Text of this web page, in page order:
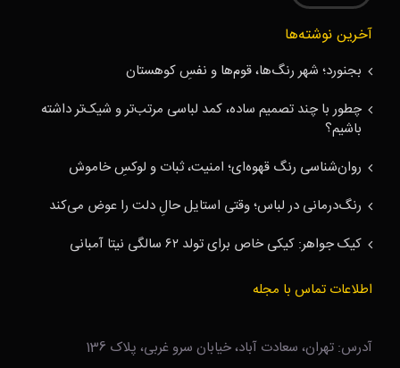
آخرین نوشته‌ها
بجنورد؛ شهر رنگ‌ها، قوم‌ها و نفسِ کوهستان
چطور با چند تصمیم ساده، کمد لباسی مرتب‌تر و شیک‌تر داشته
باشیم؟
روان‌شناسی رنگ قهوه‌ای؛ امنیت، ثبات و لوکسِ خاموش
رنگ‌درمانی در لباس؛ وقتی استایل حالِ دلت را عوض می‌کند
کیک جواهر: کیکی خاص برای تولد ۶۲ سالگی نیتا آمبانی
اطلاعات تماس با مجله
آدرس: تهران، سعادت آباد، خیابان سرو غربی، پلاک 136